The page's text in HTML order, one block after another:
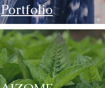
​Portfolio